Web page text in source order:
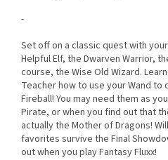
-
Set off on a classic quest with
Helpful Elf, the Dwarven Warrior,
course, the Wise Old Wizard.
Teacher how to use your Wand
Fireball! You may need them as
Pirate, or when you find out that
actually the Mother of Dragons!
favorites survive the Final
out when you play Fantasy Fluxx!